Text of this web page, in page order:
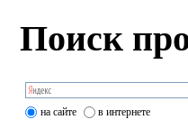
Поиск
на сайте в интернете